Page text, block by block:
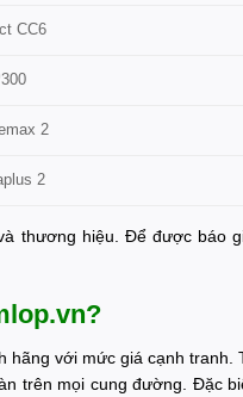
CC6
2
2
thương hiệu. Để được báo
với mức giá cạnh
trên mọi cung đường. Đặc